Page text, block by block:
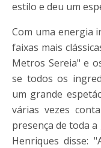
estilo e deu um
Com uma energia
faixas mais
Metros Sereia" e
se todos os
um grande
várias vezes
presença de toda
Henriques disse: